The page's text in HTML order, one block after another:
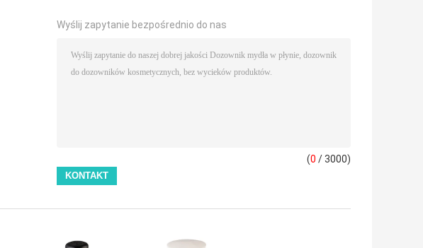
Wyślij zapytanie bezpośrednio do nas
(0 / 3000)